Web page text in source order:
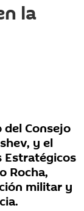
la
del Consejo
y el
Estratégicos
Rocha,
militar y